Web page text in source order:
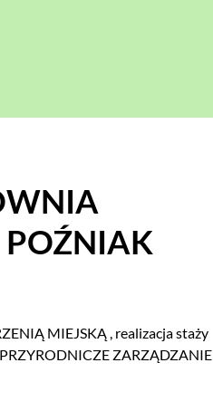
POŹNIAK
MIEJSKĄ , realizacja staży
ZARZĄDZANIE